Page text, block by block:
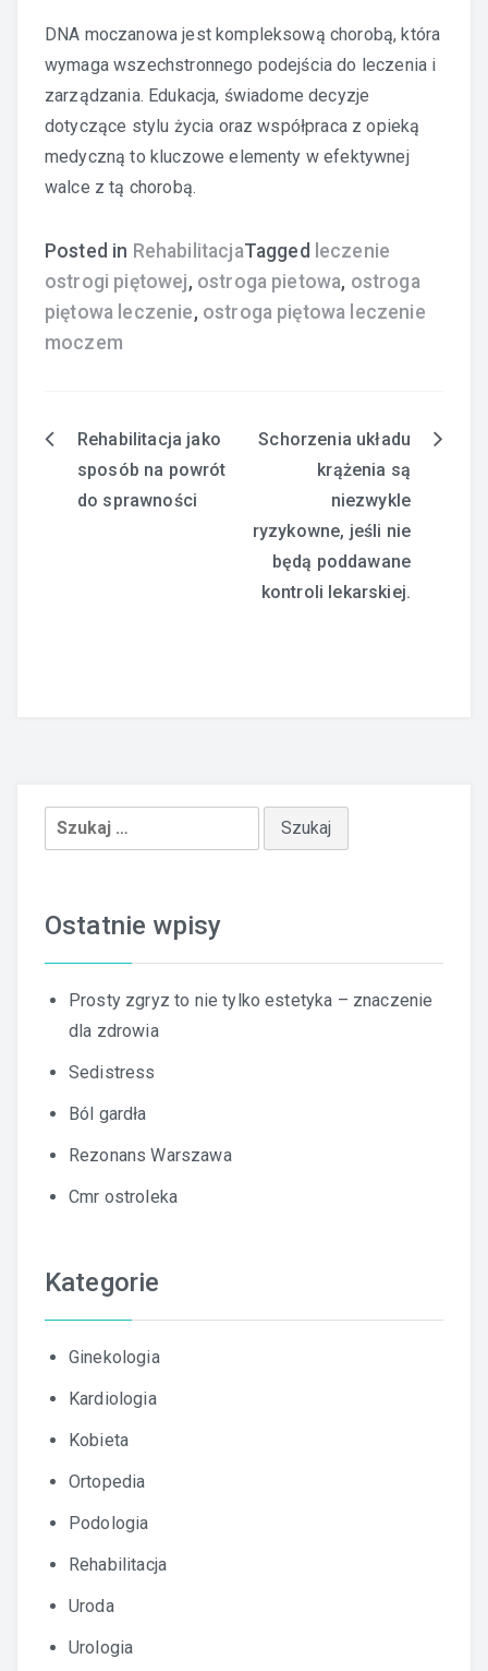
DNA moczanowa jest kompleksową chorobą, która
wymaga wszechstronnego podejścia do leczenia i
zarządzania. Edukacja, świadome decyzje
dotyczące stylu życia oraz współpraca z opieką
medyczną to kluczowe elementy w efektywnej
walce z tą chorobą.
Posted in RehabilitacjaTagged leczenie
ostrogi piętowej, ostroga pietowa, ostroga
piętowa leczenie, ostroga piętowa leczenie
moczem
Nawigacja
wpisu
Rehabilitacja jako
sposób na powrót
do sprawności
Schorzenia układu
krążenia są
niezwykle
ryzykowne, jeśli nie
będą poddawane
kontroli lekarskiej.
Szukaj:
Ostatnie wpisy
Prosty zgryz to nie tylko estetyka – znaczenie
dla zdrowia
Sedistress
Ból gardła
Rezonans Warszawa
Cmr ostroleka
Kategorie
Ginekologia
Kardiologia
Kobieta
Ortopedia
Podologia
Rehabilitacja
Uroda
Urologia